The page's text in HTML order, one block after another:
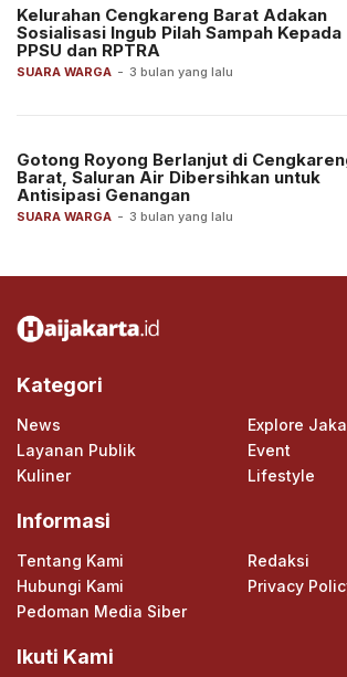
SUARA WARGA - 3 bulan yang lalu
Kelurahan Cengkareng Barat Adakan
Sosialisasi Ingub Pilah Sampah Kepada
PPSU dan RPTRA
SUARA WARGA - 3 bulan yang lalu
Gotong Royong Berlanjut di
Barat, Saluran Air Dibersihkan untuk
Antisipasi Genangan
Kategori
News
Explore
Layanan Publik
Event
Kuliner
Lifestyle
Informasi
Tentang Kami
Redaksi
Hubungi Kami
Privacy
Pedoman Media Siber
Ikuti Kami